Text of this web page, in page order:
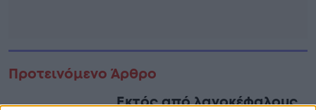
Προτεινόμενο Άρθρο
Εκτός από λαγοκέφαλους